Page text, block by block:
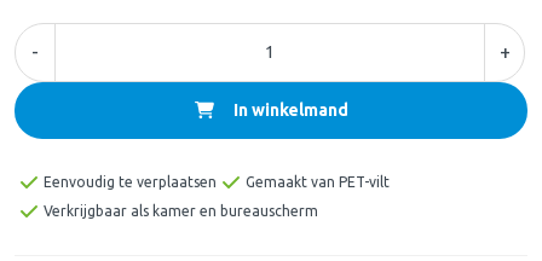
- +
In winkelmand
Eenvoudig te verplaatsen
Gemaakt van PET-vilt
Verkrijgbaar als kamer en bureauscherm